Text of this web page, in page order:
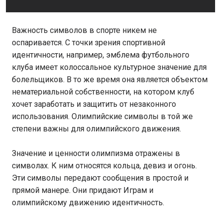
Важность символов в спорте никем не
оспаривается. С точки зрения спортивной
идентичности, например, эмблема футбольного
клуба имеет колоссальное культурное значение для
болельщиков. В то же время она является объектом
нематериальной собственности, на котором клуб
хочет заработать и защитить от незаконного
использования. Олимпийские символы в той же
степени важны для олимпийского движения.
Значение и ценности олимпизма отражены в
символах. К ним относятся кольца, девиз и огонь.
Эти символы передают сообщения в простой и
прямой манере. Они придают Играм и
олимпийскому движению идентичность.